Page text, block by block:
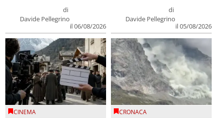
di
Davide Pellegrino
il 06/08/2026
di
Davide Pellegrino
il 05/08/2026
CINEMA CRONACA